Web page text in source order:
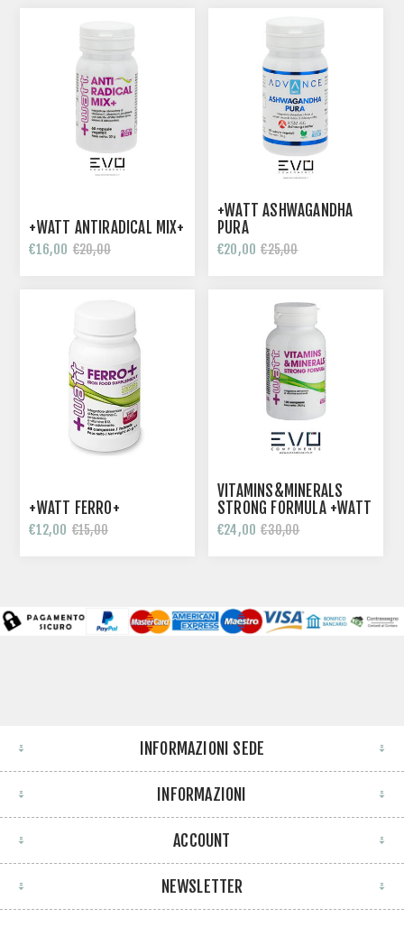
+WATT ANTIRADICAL MIX+
€16,00 €20,00
+WATT ASHWAGANDHA
PURA
€20,00 €25,00
+WATT FERRO+
€12,00 €15,00
VITAMINS&MINERALS
STRONG FORMULA +WATT
120 COMPRESSE
€24,00 €30,00
INFORMAZIONI SEDE
INFORMAZIONI
ACCOUNT
NEWSLETTER